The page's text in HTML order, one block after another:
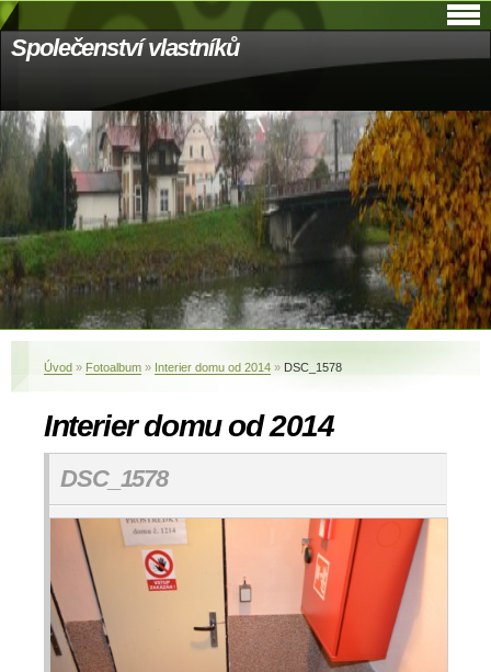
Společenství vlastníků
Úvod » Fotoalbum » Interier domu od 2014 » DSC_1578
Interier domu od 2014
DSC_1578